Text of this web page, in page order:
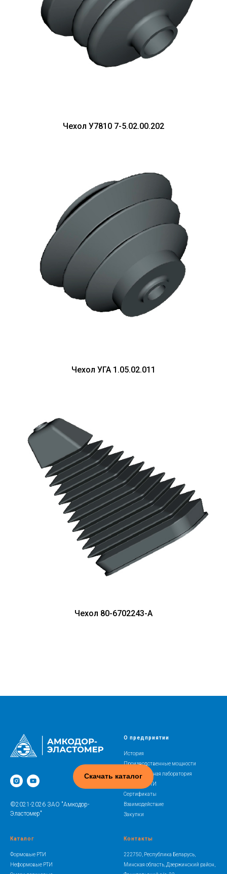
Чехол У7810 7-5.02.00.202
Чехол УГА 1.05.02.011
Чехол 80-6702243-А
Скачать каталог
©2021-2026 ЗАО "Амкодор-
Эластомер"
О предприятии
История
Производственные мощности
Испытательная лаборатория
Освоение РТИ
Сертификаты
Взаимодействие
Закупки
Каталог
Формовые РТИ
Неформовые РТИ
Контакты
222750, Республика Беларусь,
Минская область, Дзержинский район,